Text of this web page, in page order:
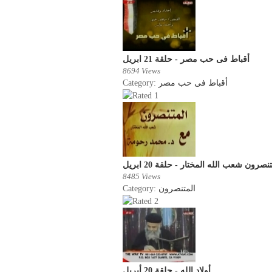
أقباط فى حب مصر - حلقة 21 ابريل
8694 Views
Category: أقباط فى حب مصر
شعب الله المختار - حلقة 20 ابريل
8485 Views
Category: المتنصرون